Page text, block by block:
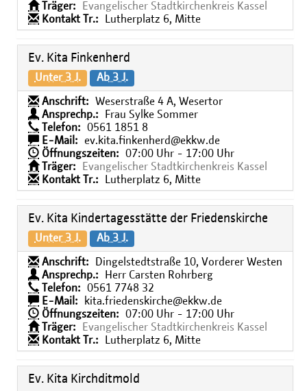
Träger:
Evangelischer Stadtkirchenkreis Kassel
Kontakt Tr.:
Lutherplatz 6, Mitte
Ev. Kita Finkenherd
Unter 3 J. Ab 3 J.
Anschrift:
Weserstraße 4 A, Wesertor
Ansprechp.:
Frau Sylke Sommer
Telefon:
0561 1851 8
E-Mail:
ev.kita.finkenherd@ekkw.de
Öffnungszeiten:
07:00 Uhr - 17:00 Uhr
Träger:
Evangelischer Stadtkirchenkreis Kassel
Kontakt Tr.:
Lutherplatz 6, Mitte
Ev. Kita Kindertagesstätte der Friedenskirche
Unter 3 J. Ab 3 J.
Anschrift:
Dingelstedtstraße 10, Vorderer Westen
Ansprechp.:
Herr Carsten Rohrberg
Telefon:
0561 7748 32
E-Mail:
kita.friedenskirche@ekkw.de
Öffnungszeiten:
07:00 Uhr - 17:00 Uhr
Träger:
Evangelischer Stadtkirchenkreis Kassel
Kontakt Tr.:
Lutherplatz 6, Mitte
Ev. Kita Kirchditmold